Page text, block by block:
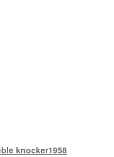
knocker1958